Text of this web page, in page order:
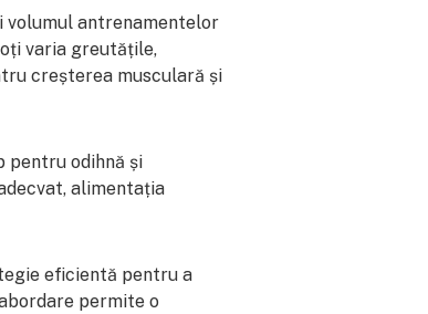
volumul antrenamentelor
varia greutățile,
creșterea musculară și
pentru odihnă și
alimentația
eficientă pentru a
permite o